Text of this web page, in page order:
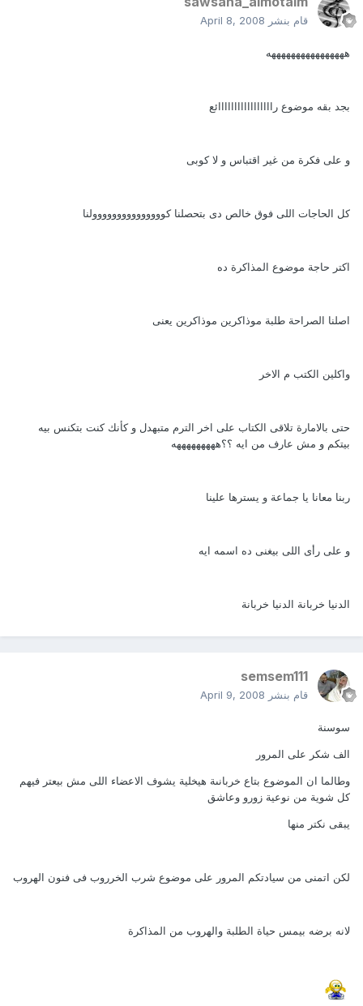
قام بنشر April 8, 2008
ههههههههههههههههه
بجد بقه موضوع رااااااااااااااااائع
و على فكرة من غير اقتباس و لا كوبى
كل الحاجات اللى فوق خالص دى بتحصلنا كووووووووووووووولنا
اكتر حاجة موضوع المذاكرة ده
اصلنا الصراحة طلبة موذاكرين موذاكرين يعنى
واكلين الكتب م الاخر
حتى بالامارة تلاقى الكتاب على اخر الترم متبهدل و كأنك كنت بتكنس بيه
بيتكم و مش عارف من ايه ؟؟هههههههههه
ربنا معانا يا جماعة و يسترها علينا
و على رأى اللى بيغنى ده اسمه ايه
الدنيا خربانة الدنيا خربانة
semsem111
قام بنشر April 9, 2008
سوسنة
الف شكر على المرور
وطالما ان الموضوع بتاع خربانىة هيخلية يشوف الاعضاء اللى مش بيعتر فيهم
كل شوية من نوعية زورو وعاشق
يبقى نكتر منها
لكن اتمنى من سيادتكم المرور على موضوع شرب الخرروب فى فنون الهروب
لانه برضه بيمس حياة الطلبة والهروب من المذاكرة